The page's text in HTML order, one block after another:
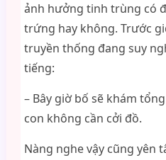
ảnh hưởng tinh trùng có
trứng hay không. Trước
truyền thống đang suy
tiếng:
– Bây giờ bố sẽ khám
con không cần cởi đồ.
Nàng nghe vậy cũng yên